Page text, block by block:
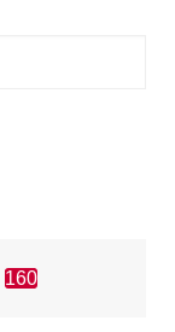
160